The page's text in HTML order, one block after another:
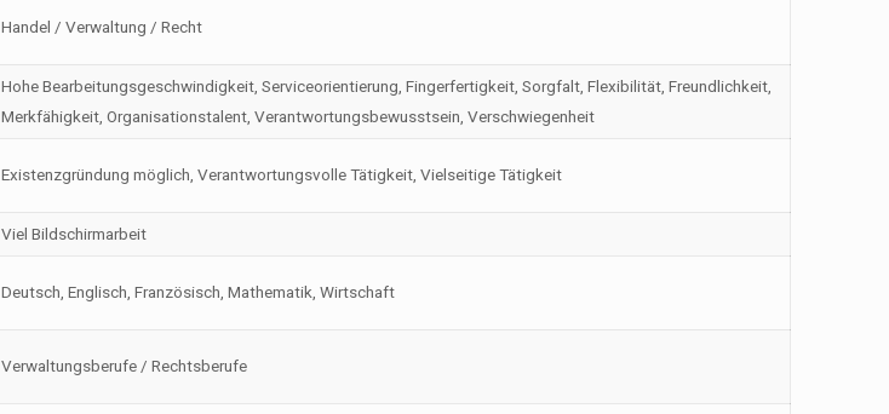
Handel / Verwaltung / Recht
Hohe Bearbeitungsgeschwindigkeit, Serviceorientierung, Fingerfertigkeit, Sorgfalt, Flexibilität, Freundlichkeit,
Merkfähigkeit, Organisationstalent, Verantwortungsbewusstsein, Verschwiegenheit
Existenzgründung möglich, Verantwortungsvolle Tätigkeit, Vielseitige Tätigkeit
Viel Bildschirmarbeit
Deutsch, Englisch, Französisch, Mathematik, Wirtschaft
Verwaltungsberufe / Rechtsberufe